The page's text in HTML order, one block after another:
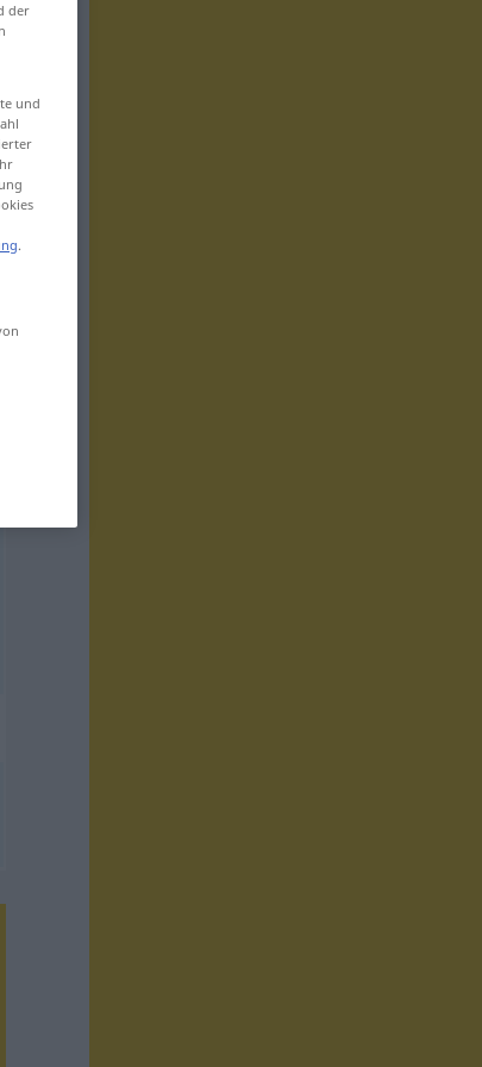
der
und
.